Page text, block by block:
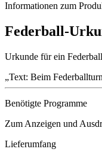
Informationen zum
Federball-
Urkunde für ein
Text: Beim
Benötigte Programme
Zum Anzeigen und
Lieferumfang